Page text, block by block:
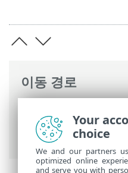
이동 경로
ESET Mobile
> Adware Detector
Your
choice
We and our partners
optimized online
and serve you with